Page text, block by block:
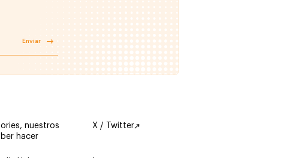
Enviar
nuestros
hacer
X / Twitter